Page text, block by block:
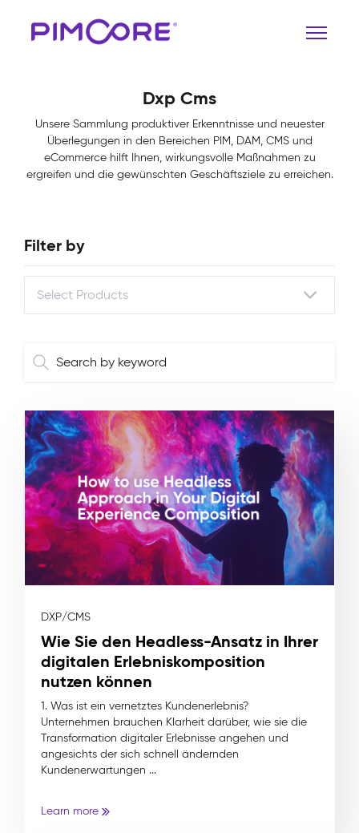
Dxp Cms
Unsere Sammlung produktiver Erkenntnisse und neuester
Überlegungen in den Bereichen PIM, DAM, CMS und
eCommerce hilft Ihnen, wirkungsvolle Maßnahmen zu
ergreifen und die gewünschten Geschäftsziele zu erreichen.
Filter by
DXP/CMS
Wie Sie den Headless-Ansatz in Ihrer
digitalen Erlebniskomposition
nutzen können
1. Was ist ein vernetztes Kundenerlebnis?
Unternehmen brauchen Klarheit darüber, wie sie die
Transformation digitaler Erlebnisse angehen und
angesichts der sich schnell ändernden
Kundenerwartungen ...
Learn more